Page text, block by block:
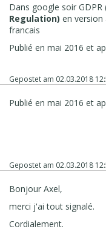
Dans google soir GDPR
Regulation) en version
francais
Publié en mai 2016 et
Gepostet am 02.03.2018
Publié en mai 2016 et
Gepostet am 02.03.2018
Bonjour Axel,
merci j'ai tout signalé.
Cordialement.